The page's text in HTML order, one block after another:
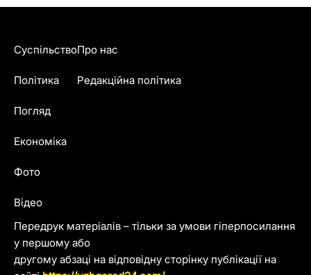
Передрук матеріалів – тільки за умови гіперпосилання
у першому або
другому абзаці на відповідну сторінку публікації на
Суспільство
Політика
Погляд
Економіка
Фото
Відео
Про нас
Редакційна політика